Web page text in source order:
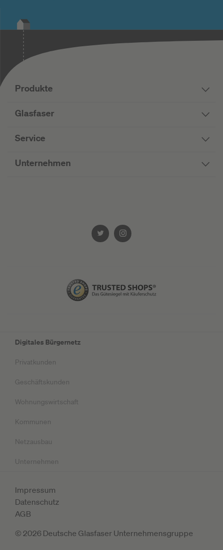
Produkte
Glasfaser
Service
Unternehmen
Digitales Bürgernetz
Privatkunden
Geschäftskunden
Wohnungswirtschaft
Kommunen
Netzausbau
Unternehmen
Impressum
Datenschutz
AGB
© 2026 Deutsche Glasfaser Unternehmensgruppe